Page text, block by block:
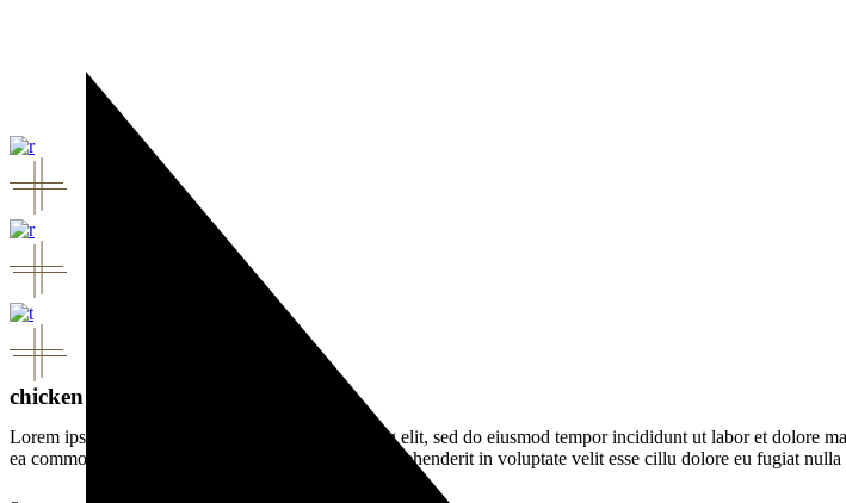
chicken file
Lorem ipsum dolor sit amet, consectetur adipisicing elit, sed do eiusmod tempor incididunt ut labor et dolore
ea commodo consequat. Duis aute irure dolor in reprehenderit in voluptate velit esse cillu dolore eu fugiat